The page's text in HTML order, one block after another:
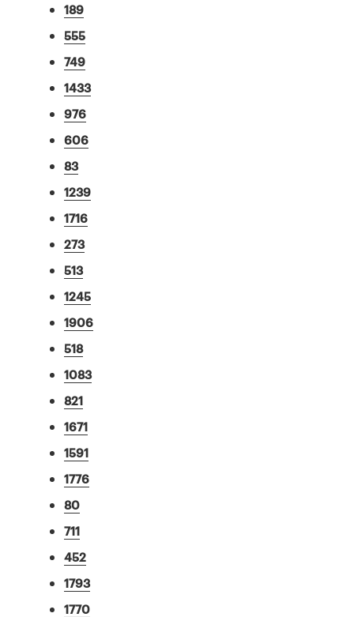
189
555
749
1433
976
606
83
1239
1716
273
513
1245
1906
518
1083
821
1671
1591
1776
80
711
452
1793
1770